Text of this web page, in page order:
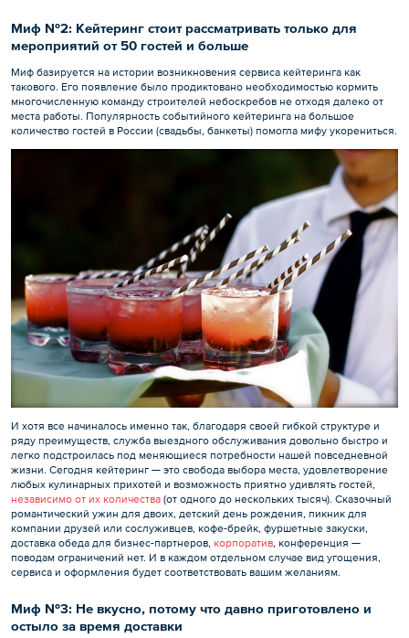
Миф №2: Кейтеринг стоит рассматривать только для
мероприятий от 50 гостей и больше
Миф базируется на истории возникновения сервиса кейтеринга как
такового. Его появление было продиктовано необходимостью кормить
многочисленную команду строителей небоскребов не отходя далеко от
места работы. Популярность событийного кейтеринга на большое
количество гостей в России (свадьбы, банкеты) помогла мифу укорениться.
И хотя все начиналось именно так, благодаря своей гибкой структуре и
ряду преимуществ, служба выездного обслуживания довольно быстро и
легко подстроилась под меняющиеся потребности нашей повседневной
жизни. Сегодня кейтеринг — это свобода выбора места, удовлетворение
любых кулинарных прихотей и возможность приятно удивлять гостей,
независимо от их количества (от одного до нескольких тысяч). Сказочный
романтический ужин для двоих, детский день рождения, пикник для
компании друзей или сослуживцев, кофе-брейк, фуршетные закуски,
доставка обеда для бизнес-партнеров, корпоратив, конференция —
поводам ограничений нет. И в каждом отдельном случае вид угощения,
сервиса и оформления будет соответствовать вашим желаниям.
Миф №3: Не вкусно, потому что давно приготовлено и
остыло за время доставки